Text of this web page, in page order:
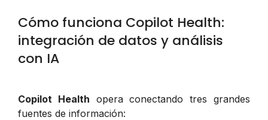
Cómo funciona Copilot Health:
integración de datos y análisis
con IA
Copilot Health opera conectando tres grandes
fuentes de información: